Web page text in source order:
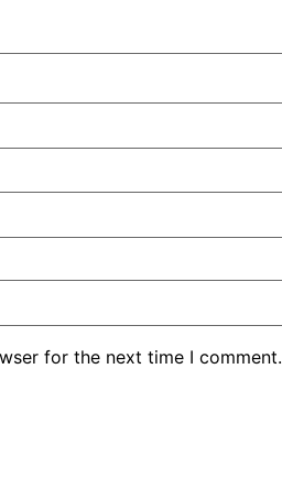
for the next time I comment.